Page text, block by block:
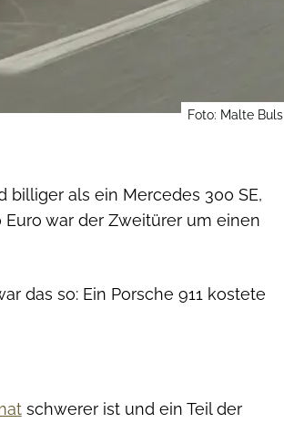
Foto: Malte Buls
als ein Mercedes 300 SE,
war der Zweitürer um einen
das so: Ein Porsche 911 kostete
schwerer ist und ein Teil der